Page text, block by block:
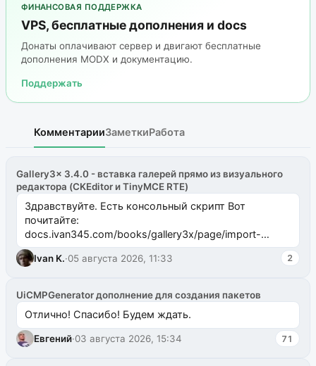
ФИНАНСОВАЯ ПОДДЕРЖКА
VPS, бесплатные дополнения и docs
Донаты оплачивают сервер и двигают бесплатные
дополнения MODX и документацию.
Поддержать
КомментарииЗаметкиРабота
Gallery3x 3.4.0 - вставка галерей прямо из визуального
редактора (CKEditor и TinyMCE RTE)
Здравствуйте. Есть консольный скрипт Вот
почитайте:
docs.ivan345.com/books/gallery3x/page/import-
ms2galleryphp
Ivan K.·05 августа 2026, 11:33 2
UiCMPGenerator дополнение для создания пакетов
Отлично! Спасибо! Будем ждать.
Евгений·03 августа 2026, 15:34 71